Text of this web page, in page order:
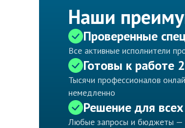
Наши
Проверенные
Все активные исполнители
Готовы к работе
Тысячи профессионалов
немедленно
Решение для
Любые запросы и бюджеты —